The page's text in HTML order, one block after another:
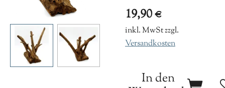
19,90 €
inkl. MwSt zzgl.
Versandkosten
In den